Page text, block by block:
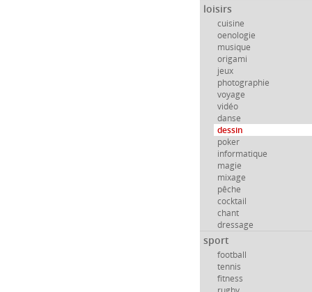
loisirs
cuisine
oenologie
musique
origami
jeux
photographie
voyage
vidéo
danse
dessin
poker
informatique
magie
mixage
pêche
cocktail
chant
dressage
sport
football
tennis
fitness